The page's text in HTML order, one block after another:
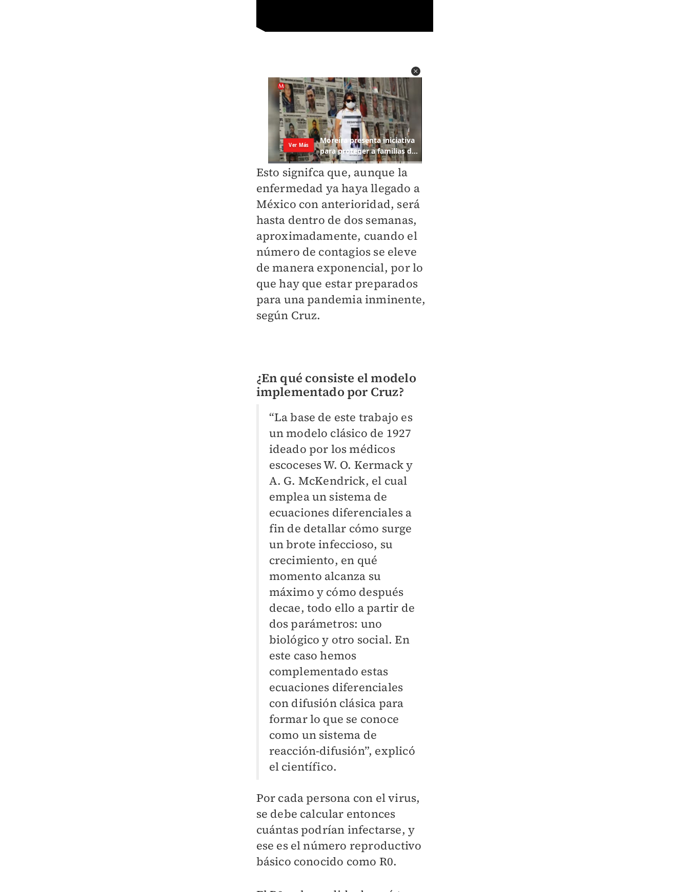
Esto signifca que, aunque la
enfermedad ya haya llegado a
México con anterioridad, será
hasta dentro de dos semanas,
aproximadamente, cuando el
número de contagios se eleve
de manera exponencial, por lo
que hay que estar preparados
para una pandemia inminente,
según Cruz.
¿En qué consiste el modelo
implementado por Cruz?
“La base de este trabajo es
un modelo clásico de 1927
ideado por los médicos
escoceses W. O. Kermack y
A. G. McKendrick, el cual
emplea un sistema de
ecuaciones diferenciales a
fin de detallar cómo surge
un brote infeccioso, su
crecimiento, en qué
momento alcanza su
máximo y cómo después
decae, todo ello a partir de
dos parámetros: uno
biológico y otro social. En
este caso hemos
complementado estas
ecuaciones diferenciales
con difusión clásica para
formar lo que se conoce
como un sistema de
reacción-difusión”, explicó
el científico.
Por cada persona con el virus,
se debe calcular entonces
cuántas podrían infectarse, y
ese es el número reproductivo
básico conocido como R0.